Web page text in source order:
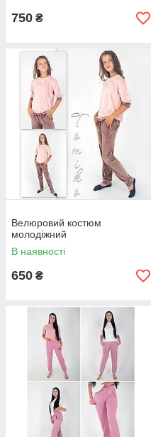
750 ₴
Велюровий костюм
молодіжний
В наявності
650 ₴